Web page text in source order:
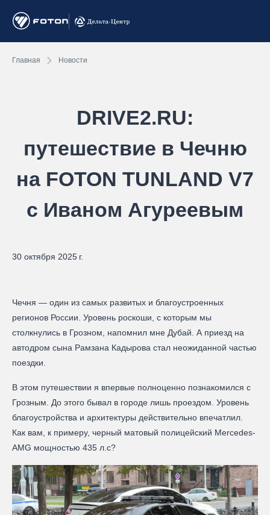
Главная Новости
DRIVE2.RU:
путешествие в Чечню
на FOTON TUNLAND V7
с Иваном Агуреевым
30 октября 2025 г.
Чечня — один из самых развитых и благоустроенных
регионов России. Уровень роскоши, с которым мы
столкнулись в Грозном, напомнил мне Дубай. А приезд на
автодром сына Рамзана Кадырова стал неожиданной частью
поездки.
В этом путешествии я впервые полноценно познакомился с
Грозным. До этого бывал в городе лишь проездом. Уровень
благоустройства и архитектуры действительно впечатлил.
Как вам, к примеру, черный матовый полицейский Mercedes-
AMG мощностью 435 л.с?